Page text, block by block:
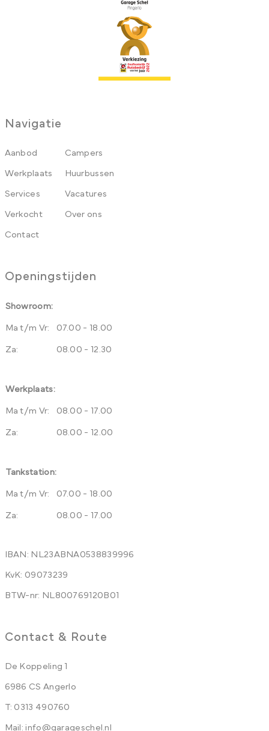
Navigatie
Aanbod Campers
Werkplaats Huurbussen
Services Vacatures
Verkocht Over ons
Contact
Openingstijden
Showroom:
Ma t/m Vr: 07.00 - 18.00
Za: 08.00 - 12.30
Werkplaats:
Ma t/m Vr: 08.00 - 17.00
Za: 08.00 - 12.00
Tankstation:
Ma t/m Vr: 07.00 - 18.00
Za: 08.00 - 17.00
IBAN: NL23ABNA0538839996
KvK: 09073239
BTW-nr: NL800769120B01
Contact & Route
De Koppeling 1
6986 CS Angerlo
T: 0313 490760
Mail:info@garageschel.nl